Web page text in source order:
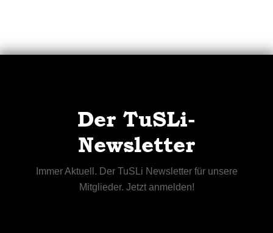
Der TuSLi-
Newsletter
Immer Aktuell. Der TuSLi Newsletter für unsere
Mitglieder. Jetzt anmelden!